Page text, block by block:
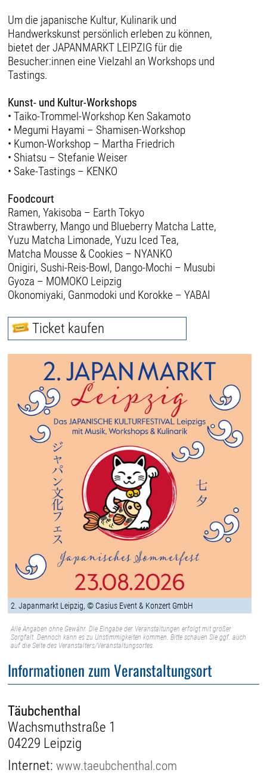
Um die japanische Kultur, Kulinarik und
Handwerkskunst persönlich erleben zu können,
bietet der JAPANMARKT LEIPZIG für die
Besucher:innen eine Vielzahl an Workshops und
Tastings.
Kunst- und Kultur-Workshops
• Taiko-Trommel-Workshop Ken Sakamoto
• Megumi Hayami – Shamisen-Workshop
• Kumon-Workshop – Martha Friedrich
• Shiatsu – Stefanie Weiser
• Sake-Tastings – KENKO
Foodcourt
Ramen, Yakisoba – Earth Tokyo
Strawberry, Mango und Blueberry Matcha Latte,
Yuzu Matcha Limonade, Yuzu Iced Tea,
Matcha Mousse & Cookies – NYANKO
Onigiri, Sushi-Reis-Bowl, Dango-Mochi – Musubi
Gyoza – MOMOKO Leipzig
Okonomiyaki, Ganmodoki und Korokke – YABAI
Ticket kaufen
2. Japanmarkt Leipzig, © Casius Event & Konzert GmbH
Alle Angaben ohne Gewähr. Die Eingabe der Veranstaltungen erfolgt mit großer
Sorgfalt. Dennoch kann es zu Unstimmigkeiten kommen. Bitte schauen Sie ggf. auch
auf die Seite des Veranstalters/Veranstaltungsortes.
Informationen zum Veranstaltungsort
Täubchenthal
Wachsmuthstraße 1
04229 Leipzig
Internet:www.taeubchenthal.com